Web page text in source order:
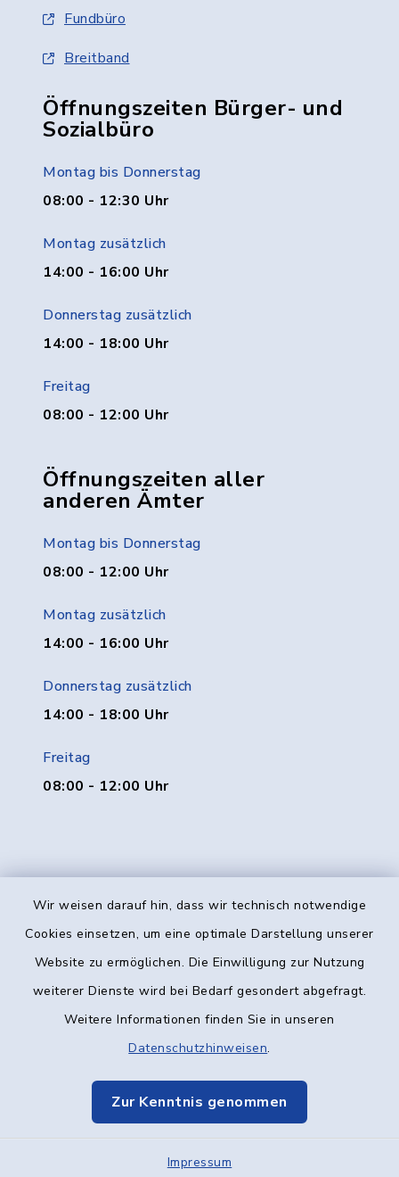
Wir weisen darauf hin, dass wir technisch notwendige
Cookies einsetzen, um eine optimale Darstellung unserer
Website zu ermöglichen. Die Einwilligung zur Nutzung
weiterer Dienste wird bei Bedarf gesondert abgefragt.
Weitere Informationen finden Sie in unseren
Datenschutzhinweisen.
Zur Kenntnis genommen
Impressum
Fundbüro
Breitband
Öffnungszeiten Bürger- und
Sozialbüro
Montag bis Donnerstag
08:00 - 12:30 Uhr
Montag zusätzlich
14:00 - 16:00 Uhr
Donnerstag zusätzlich
14:00 - 18:00 Uhr
Freitag
08:00 - 12:00 Uhr
Öffnungszeiten aller
anderen Ämter
Montag bis Donnerstag
08:00 - 12:00 Uhr
Montag zusätzlich
14:00 - 16:00 Uhr
Donnerstag zusätzlich
14:00 - 18:00 Uhr
Freitag
08:00 - 12:00 Uhr
Kontakt
Datenschutz
Elektronische Kommunikation
Sitemap